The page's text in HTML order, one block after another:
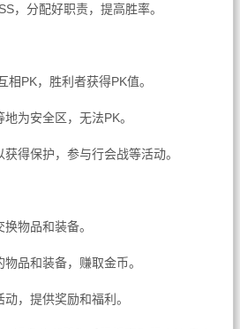
，分配好职责，提高胜率。
PK，胜利者获得PK值。
为安全区，无法PK。
得保护，参与行会战等活动。
物品和装备。
品和装备，赚取金币。
，提供奖励和福利。